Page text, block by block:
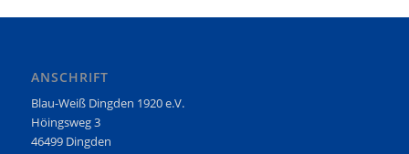
ANSCHRIFT
Blau-Weiß Dingden 1920 e.V.
Höingsweg 3
46499 Dingden